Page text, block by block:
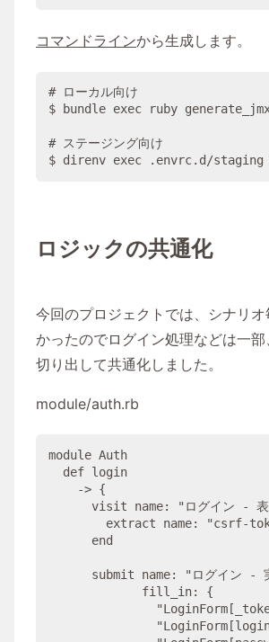
コマンドラインから生成します。
# ローカル向け
$ bundle exec ruby
# ステージング向け
$ direnv exec .envrc.d/staging
ロジックの共通化
今回のプロジェクトでは、シナリ
かったのでログイン処理などは一
切り出して共通化しました。
module/auth.rb
module Auth
def login
    -> {
      visit
name: " ログイン -
        extract
name: "csrf-
end
      submit
name: " ログイン -
fill_in: {
"
"